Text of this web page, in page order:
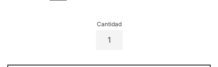
Cantidad